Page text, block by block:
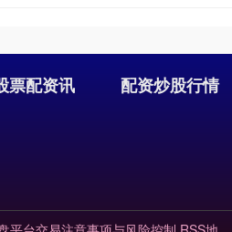
票配资讯 配资炒股行情